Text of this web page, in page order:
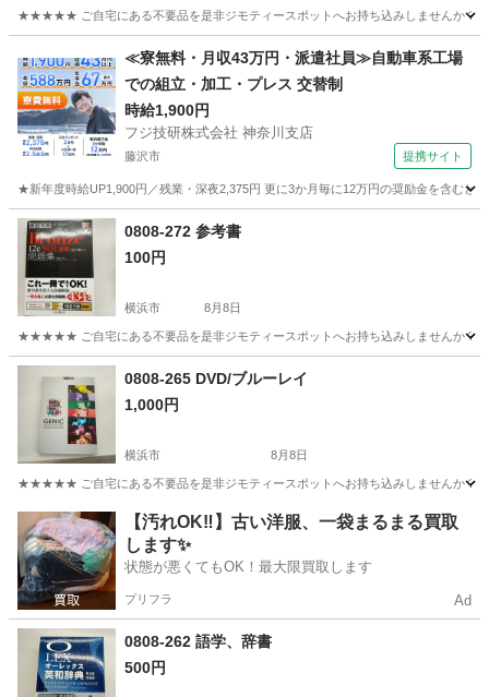
★★★★★ ご自宅にある不要品を是非ジモティースポットへお持ち込みしませんか？
参考書 現地
≪寮無料・月収43万円・派遣社員≫自動車系工場
での組立・加工・プレス 交替制
時給1,900円
フジ技研株式会社 神奈川支店
藤沢市 提携サイト
★新年度時給UP1,900円／残業・深夜2,375円 更に3か月毎に12万円の奨励金を含む
神奈川 藤沢市 0808-272 参考書
100円
横浜市 8月8日
★★★★★ ご自宅にある不要品を是非ジモティースポットへお持ち込みしませんか？
神奈川 横浜市 0808-265 DVD/ブルーレイ
1,000円
横浜市 8月8日
★★★★★ ご自宅にある不要品を是非ジモティースポットへお持ち込みしませんか？
神奈川 横浜市 DVD/ブルーレイ ブルーレイ
【汚れOK‼️】古い洋服、一袋まるまる買取
します✨
状態が悪くてもOK！最大限買取します
プリフラ Ad
0808-262 語学、辞書
500円